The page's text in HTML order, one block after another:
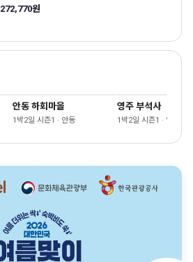
272,770원
안동 하회마을
1박2일 시즌1 · 안동
영주 부석사
1박2일 시즌1 · 영주